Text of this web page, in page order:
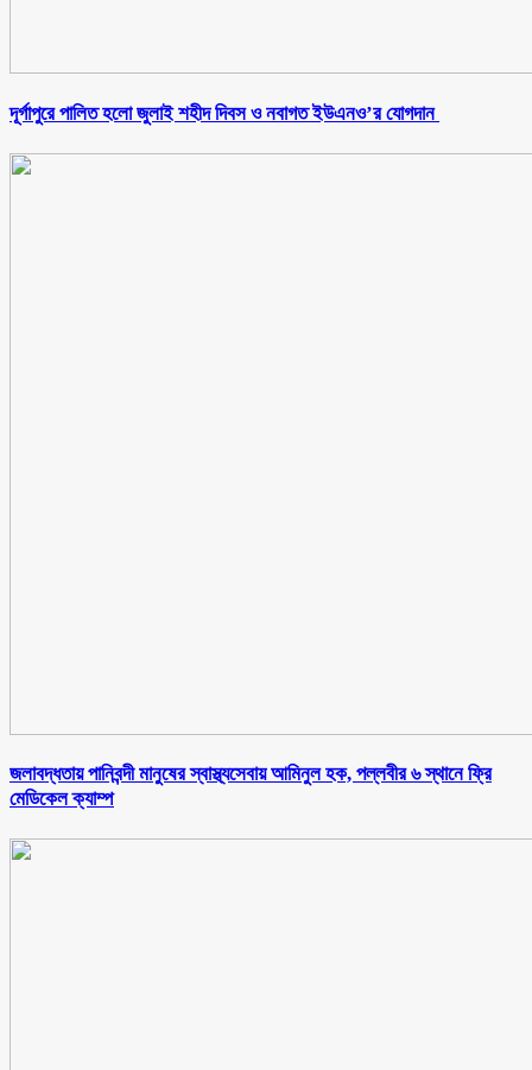
‎দূর্গাপুরে পালিত হলো জুলাই শহীদ দিবস ও নবাগত ইউএনও’র যোগদান ‎
জলাবদ্ধতায় পানিবন্দী মানুষের স্বাস্থ্যসেবায় আমিনুল হক, পল্লবীর ৬ স্থানে ফ্রি
মেডিকেল ক্যাম্প